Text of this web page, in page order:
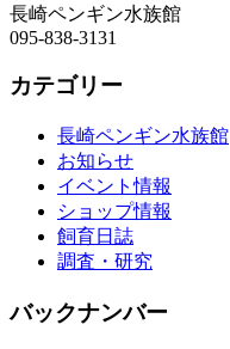
長崎ペンギン水族館
095-838-3131
カテゴリー
長崎ペンギン水族館
お知らせ
イベント情報
ショップ情報
飼育日誌
調査・研究
バックナンバー